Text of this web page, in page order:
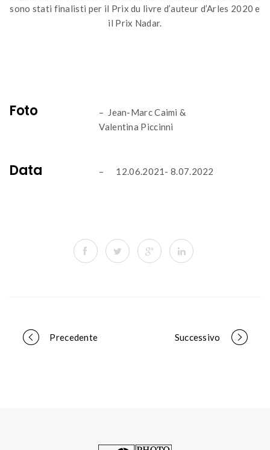
sono stati finalisti per il Prix du livre d’auteur d’Arles 2020 e
il Prix Nadar.
Foto
– Jean-Marc Caimi &
Valentina Piccinni
Data – 12.06.2021- 8.07.2022
Portfolio
Precedente Successivo